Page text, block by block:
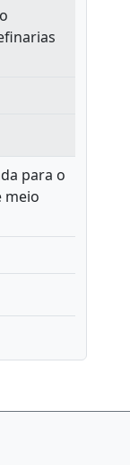
para o
meio